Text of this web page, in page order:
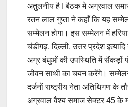
अतुलनीय है I बैठक मे अग्रवाल
रतन लाल गुप्ता ने कहाँ कि यह
सम्मेलन होगा। इस सम्मेलन में
चंडीगढ़, दिल्ली, उत्तर प्रदेश
अग्र बंधुओं की उपस्थिति में सैंकड़ों
जीवन साथी का चयन करेंगे।
दर्जनों राष्ट्रीय नेता अतिथिगण के
अग्रवाल वैश्य समाज सेक्टर 45 के